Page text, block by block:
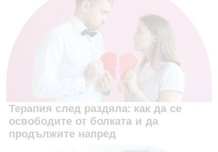
Терапия след раздяла: как да се
освободите от болката и да
продължите напред